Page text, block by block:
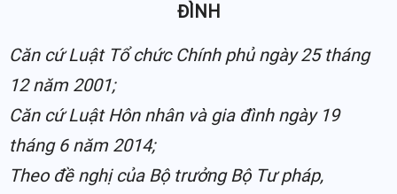
ĐÌNH
Căn cứ Luật Tổ chức Chính phủ ngày 25 tháng
12 năm 2001;
Căn cứ Luật Hôn nhân và gia đình ngày 19
tháng 6 năm 2014;
Theo đề nghị của Bộ trưởng Bộ Tư pháp,